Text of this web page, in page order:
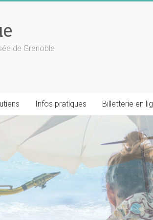
de Grenoble
Infos pratiques Billetterie en